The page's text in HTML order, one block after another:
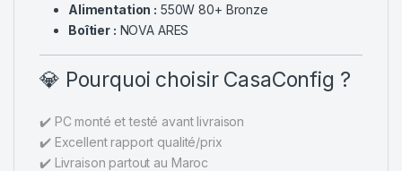
Alimentation : 550W 80+ Bronze
Boîtier : NOVA ARES
💎 Pourquoi choisir CasaConfig ?
✔️ PC monté et testé avant livraison
✔️ Excellent rapport qualité/prix
✔️ Livraison partout au Maroc